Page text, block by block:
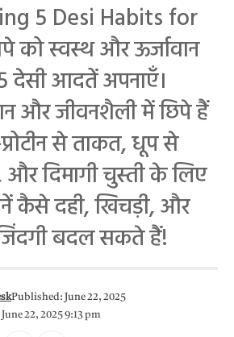
5 Desi Habits for
को स्वस्थ और ऊर्जावान
देसी आदतें अपनाएँ।
और जीवनशैली में छिपे हैं
से ताकत, धूप से
और दिमागी चुस्ती के लिए
कैसे दही, खिचड़ी, और
बदल सकते हैं!
22, 2025 9:13 pm
Published: June 22, 2025